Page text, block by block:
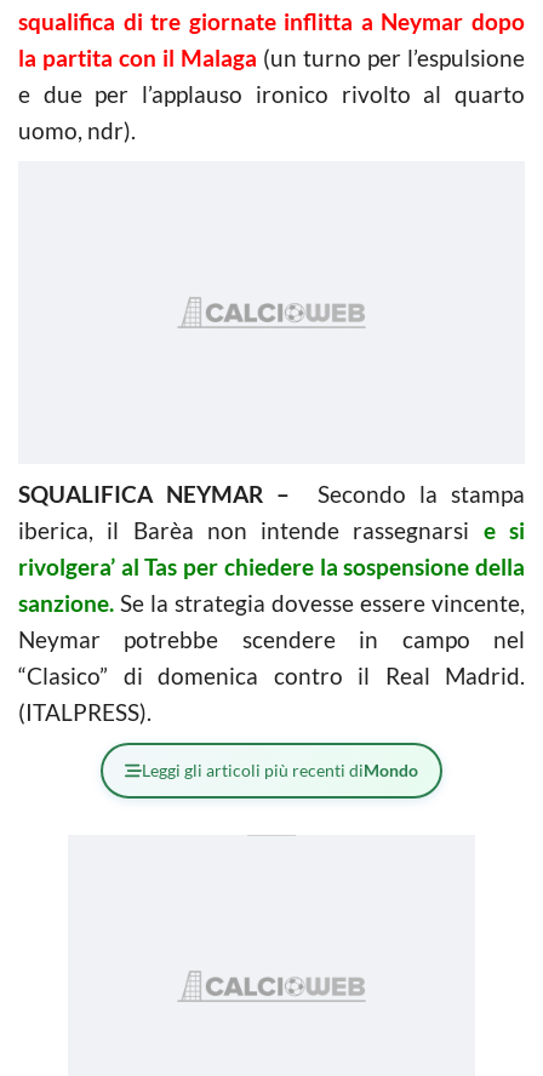
squalifica di tre giornate inflitta a Neymar dopo
la partita con il Malaga (un turno per l’espulsione
e due per l’applauso ironico rivolto al quarto
uomo, ndr).
SQUALIFICA NEYMAR – Secondo la stampa
iberica, il Barèa non intende rassegnarsi e si
rivolgera’ al Tas per chiedere la sospensione della
sanzione. Se la strategia dovesse essere vincente,
Neymar potrebbe scendere in campo nel
“Clasico” di domenica contro il Real Madrid.
(ITALPRESS).
Leggi gli articoli più recenti diMondo